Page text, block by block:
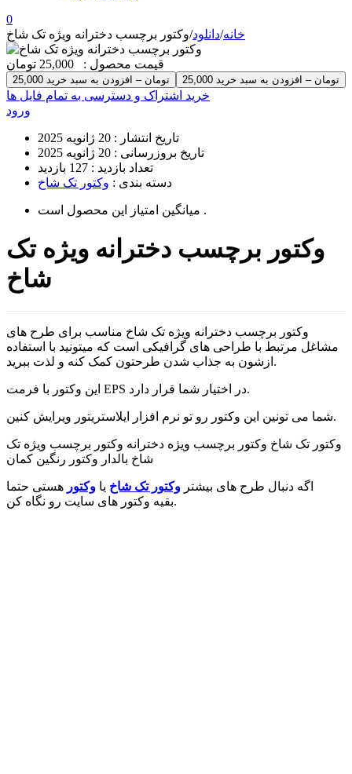
0
خانه/دانلود/وکتور برچسب دخترانه ویژه تک شاخ
قیمت محصول : 25,000 تومان
25,000 تومان – افزودن به سبد خرید
خرید اشتراک و دسترسی به تمام فایل ها
ورود
تاریخ انتشار : 20 ژانویه 2025
تاریخ بروزرسانی : 20 ژانویه 2025
تعداد بازدید : 127 بازدید
دسته بندی : وکتور تک شاخ
میانگین امتیاز این محصول است .
وکتور برچسب دخترانه ویژه تک
شاخ
وکتور برچسب دخترانه ویژه تک شاخ مناسب برای طرح های
مشاغل مرتبط با طراحی های گرافیکی است که میتونید با استفاده
ازشون به جذاب شدن طرحتون کمک کنه و لذت ببرید.
این وکتور با فرمت EPS در اختیار شما قرار دارد.
شما می تونین این وکتور رو تو نرم افزار ایلاستریتور ویرایش کنین.
وکتور تک شاخ وکتور برچسب ویژه دخترانه وکتور برچسب ویژه تک
شاخ بالدار وکتور رنگین کمان
اگه دنبال طرح های بیشتر وکتور تک شاخ یا وکتور هستی حتما
بقیه وکتور های سایت رو نگاه کن.